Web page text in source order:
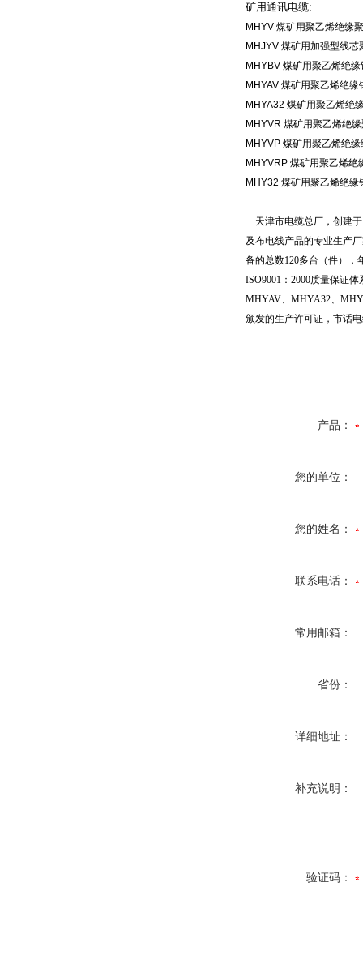
矿用通讯电缆:
MHYV 煤矿用聚乙烯绝缘
MHJYV 煤矿用加强型线芯
MHYBV 煤矿用聚乙烯绝
MHYAV 煤矿用聚乙烯绝缘
MHYA32 煤矿用聚乙烯绝
MHYVR 煤矿用聚乙烯绝
MHYVP 煤矿用聚乙烯绝
MHYVRP 煤矿用聚乙烯绝
MHY32 煤矿用聚乙烯绝缘
天津市电缆总厂，创建
及布电线产品的专业生产
备的总数120多台（件），
ISO9001：2000质量保证
MHYAV、MHYA32、
颁发的生产许可证，市话
产品：
您的单位：
您的姓名：
联系电话：
常用邮箱：
省份：
详细地址：
补充说明：
验证码：